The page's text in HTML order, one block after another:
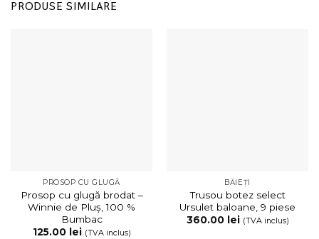
PRODUSE SIMILARE
PROSOP CU GLUGĂ
Prosop cu glugă brodat –
Winnie de Pluș, 100 %
Bumbac
125.00
lei (TVA inclus)
BĂIEȚI
Trusou botez select
Ursulet baloane, 9 piese
360.00
lei (TVA inclus)